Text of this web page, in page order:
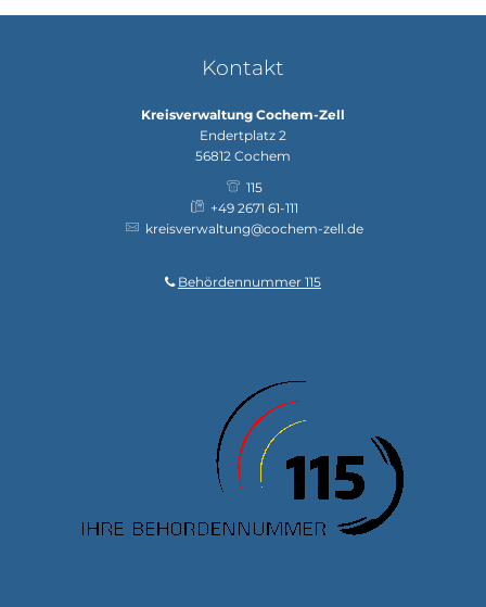
Kontakt
Kreisverwaltung Cochem-Zell
Endertplatz 2
56812 Cochem
115
+49 2671 61-111
kreisverwaltung@cochem-zell.de
Behördennummer 115